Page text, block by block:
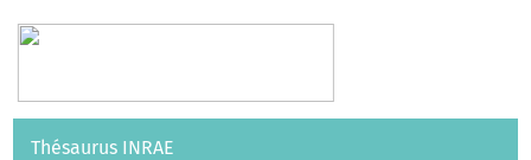
Vocabulaires API
Thésaurus INRAE